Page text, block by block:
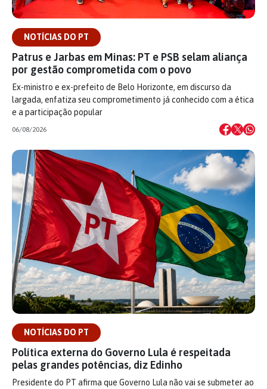
NOTÍCIAS DO PT
Patrus e Jarbas em Minas: PT e PSB selam aliança
por gestão comprometida com o povo
Ex-ministro e ex-prefeito de Belo Horizonte, em discurso da
largada, enfatiza seu comprometimento já conhecido com a ética
e a participação popular
06/08/2026
NOTÍCIAS DO PT
Política externa do Governo Lula é respeitada
pelas grandes potências, diz Edinho
Presidente do PT afirma que Governo Lula não vai se submeter ao